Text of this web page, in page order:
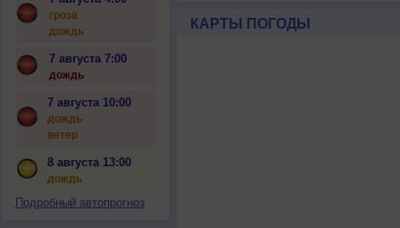
гроза
дождь
7 августа 7:00
дождь
7 августа 10:00
дождь
ветер
8 августа 13:00
дождь
Подробный автопрогноз
КАРТЫ ПОГОДЫ